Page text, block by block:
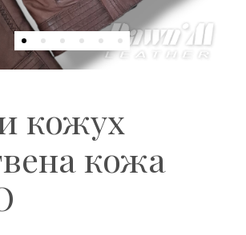
кожух
кожа